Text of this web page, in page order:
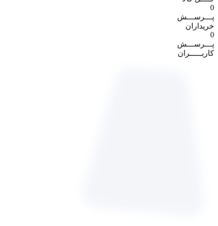
0
پـــرســـش
خریداران
0
پـــرســـش
کاربـــــران